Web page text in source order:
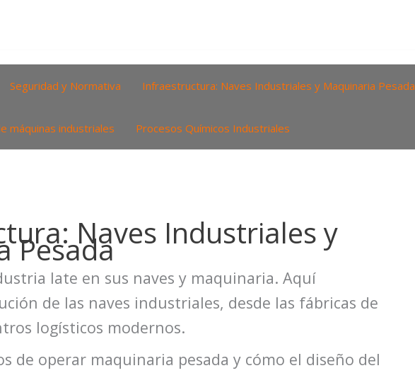
Seguridad y Normativa Infraestructura: Naves Industriales y Maquinaria Pesada
máquinas industriales Procesos Químicos Industriales
Naves Industriales y
Pesada
late en sus naves y maquinaria. Aquí
de las naves industriales, desde las fábricas de
logísticos modernos.
de operar maquinaria pesada y cómo el diseño del